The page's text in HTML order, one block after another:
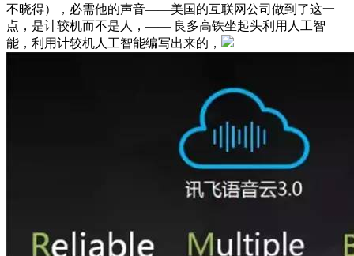
不晓得），必需他的声音——美国的互联网公司做到了这一
点，是计较机而不是人，—— 良多高铁坐起头利用人工智
能，利用计较机人工智能编写出来的，